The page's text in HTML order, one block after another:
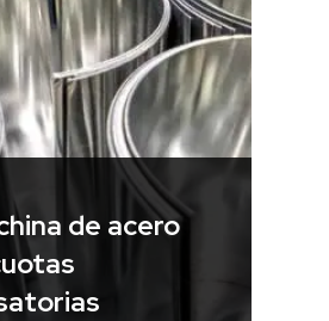
de acero